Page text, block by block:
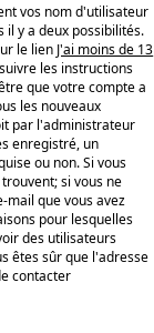
vos nom d'utilisateur
il y a deux possibilités.
le lien J'ai moins de 13
les instructions
que votre compte a
les nouveaux
par l'administrateur
enregistré, un
ou non. Si vous
si vous ne
mail que vous avez
pour lesquelles
des utilisateurs
êtes sûr que l'adresse
contacter